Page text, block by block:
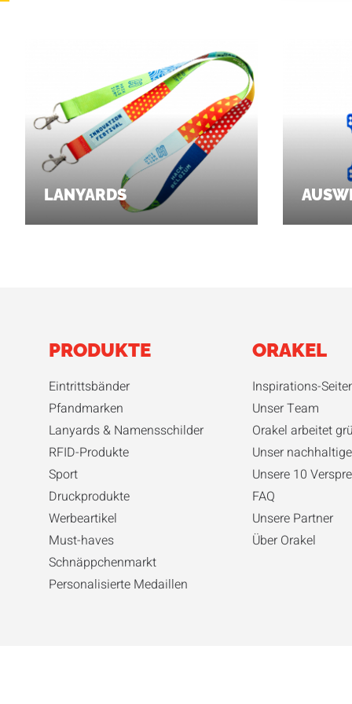
LANYARDS
PRODUKTE
Eintrittsbänder
Pfandmarken
Lanyards & Namensschilder
RFID-Produkte
Sport
Druckprodukte
Werbeartikel
Must-haves
Schnäppchenmarkt
Personalisierte Medaillen
ORAKEL
Inspirations-
Unser Team
Orakel arbeitet
Unser
Unsere 10
FAQ
Unsere Partner
Über Orakel